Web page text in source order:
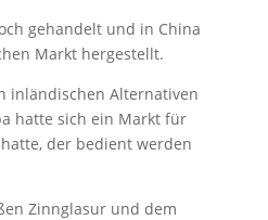
gehandelt und in China
Markt hergestellt.
inländischen Alternativen
hatte sich ein Markt für
der bedient werden
Zinnglasur und dem